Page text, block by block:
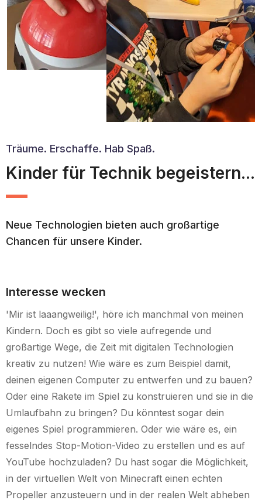
Träume. Erschaffe. Hab Spaß.
Kinder für Technik begeistern...
Neue Technologien bieten auch großartige
Chancen für unsere Kinder.
Interesse wecken
'Mir ist laaangweilig!', höre ich manchmal von meinen
Kindern. Doch es gibt so viele aufregende und
großartige Wege, die Zeit mit digitalen Technologien
kreativ zu nutzen! Wie wäre es zum Beispiel damit,
deinen eigenen Computer zu entwerfen und zu bauen?
Oder eine Rakete im Spiel zu konstruieren und sie in die
Umlaufbahn zu bringen? Du könntest sogar dein
eigenes Spiel programmieren. Oder wie wäre es, ein
fesselndes Stop-Motion-Video zu erstellen und es auf
YouTube hochzuladen? Du hast sogar die Möglichkeit,
in der virtuellen Welt von Minecraft einen echten
Propeller anzusteuern und in der realen Welt abheben